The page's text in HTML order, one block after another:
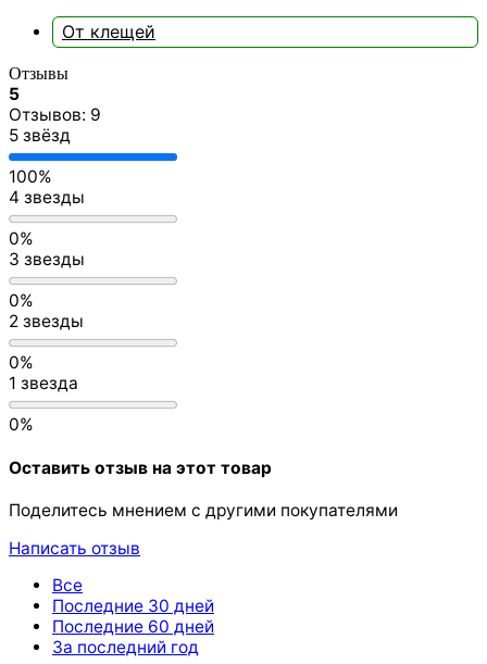
От клещей
Отзывы
5
Отзывов: 9
5 звёзд
100%
4 звезды
0%
3 звезды
0%
2 звезды
0%
1 звезда
0%
Оставить отзыв на этот товар
Поделитесь мнением с другими покупателями
Написать отзыв
Все
Последние 30 дней
Последние 60 дней
За последний год